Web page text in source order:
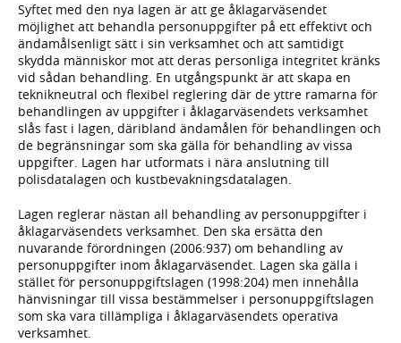
Syftet med den nya lagen är att ge åklagarväsendet
möjlighet att behandla personuppgifter på ett effektivt och
ändamålsenligt sätt i sin verksamhet och att samtidigt
skydda människor mot att deras personliga integritet kränks
vid sådan behandling. En utgångspunkt är att skapa en
teknikneutral och flexibel reglering där de yttre ramarna för
behandlingen av uppgifter i åklagarväsendets verksamhet
slås fast i lagen, däribland ändamålen för behandlingen och
de begränsningar som ska gälla för behandling av vissa
uppgifter. Lagen har utformats i nära anslutning till
polisdatalagen och kustbevakningsdatalagen.
Lagen reglerar nästan all behandling av personuppgifter i
åklagarväsendets verksamhet. Den ska ersätta den
nuvarande förordningen (2006:937) om behandling av
personuppgifter inom åklagarväsendet. Lagen ska gälla i
stället för personuppgiftslagen (1998:204) men innehålla
hänvisningar till vissa bestämmelser i personuppgiftslagen
som ska vara tillämpliga i åklagarväsendets operativa
verksamhet.